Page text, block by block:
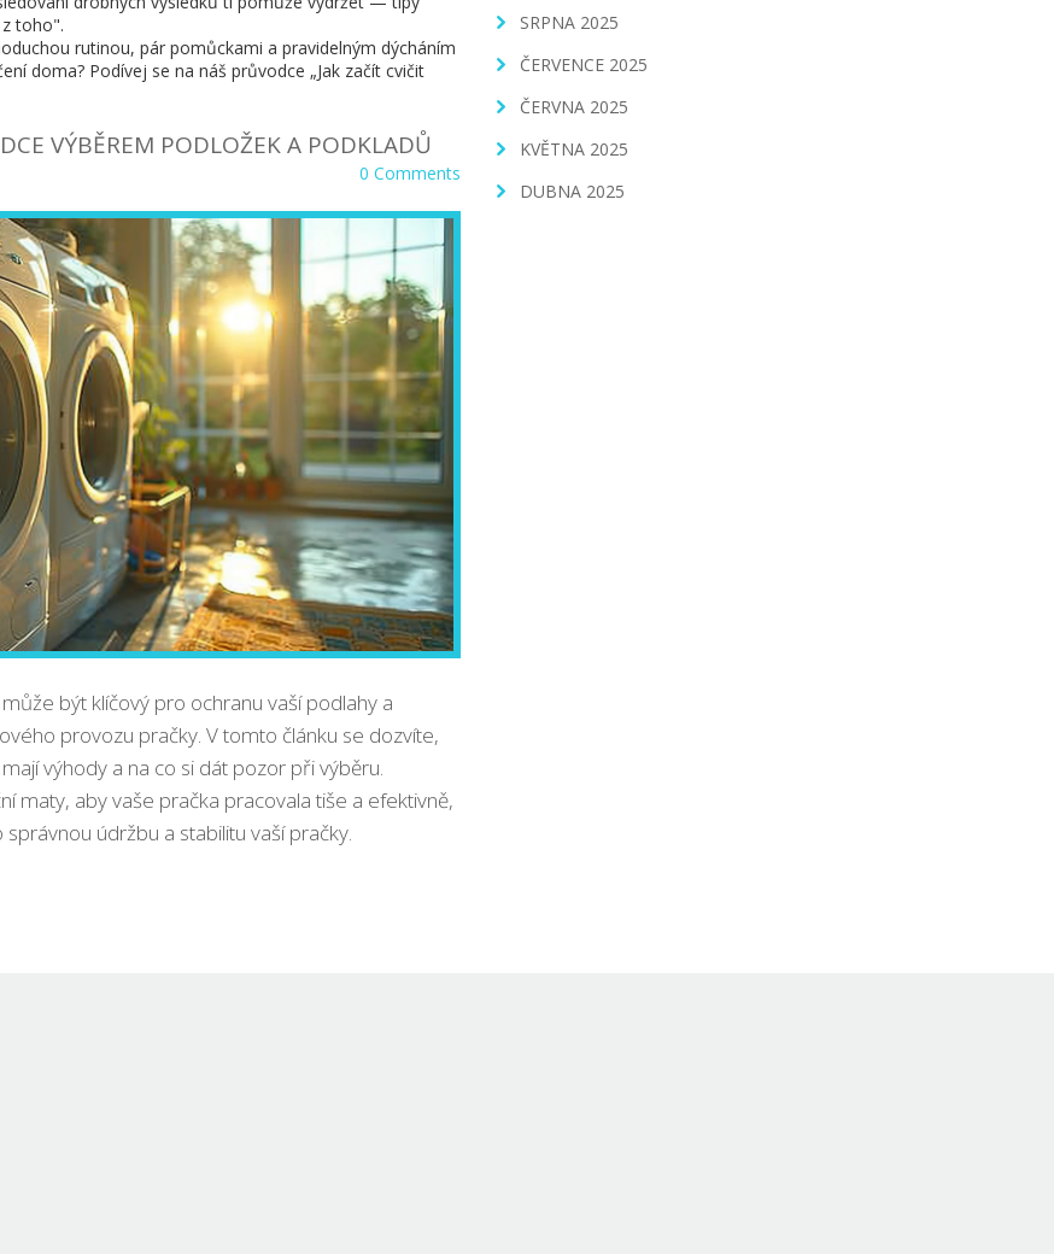
toho".
rutinou, pár pomůckami a pravidelným dýcháním
doma? Podívej se na náš průvodce „Jak začít cvičit
VÝBĚREM PODLOŽEK A PODKLADŮ
0 Comments
být klíčový pro ochranu vaší podlahy a
provozu pračky. V tomto článku se dozvíte,
výhody a na co si dát pozor při výběru.
maty, aby vaše pračka pracovala tiše a efektivně,
údržbu a stabilitu vaší pračky.
SRPNA 2025
ČERVENCE 2025
ČERVNA 2025
KVĚTNA 2025
DUBNA 2025